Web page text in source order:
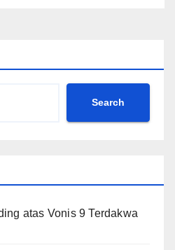
Search
atas Vonis 9 Terdakwa